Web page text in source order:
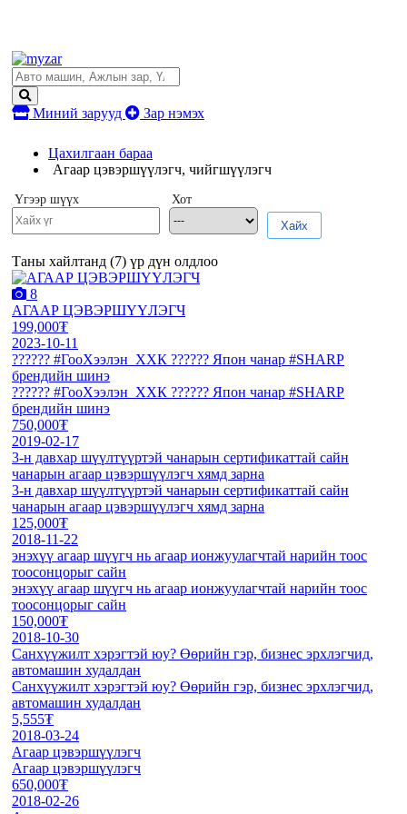
Миний зарууд Зар нэмэх
Цахилгаан бараа
Агаар цэвэршүүлэгч, чийгшүүлэгч
Үгээр шүүх
Хот
Хайх
Таны хайлтанд (7) үр дүн олдлоо
8
АГААР ЦЭВЭРШҮҮЛЭГЧ
199,000₮
2023-10-11
?????? #ГооХээлэн_ХХК ?????? Япон чанар #SHARP
брендийн шинэ
?????? #ГооХээлэн_ХХК ?????? Япон чанар #SHARP
брендийн шинэ
750,000₮
2019-02-17
3-н давхар шүүлтүүртэй чанарын сертификаттай сайн
чанарын агаар цэвэршүүлэгч хямд зарна
3-н давхар шүүлтүүртэй чанарын сертификаттай сайн
чанарын агаар цэвэршүүлэгч хямд зарна
125,000₮
2018-11-22
энэхүү агаар шүүгч нь агаар ионжуулагчтай нарийн тоос
тоосонцорыг сайн
энэхүү агаар шүүгч нь агаар ионжуулагчтай нарийн тоос
тоосонцорыг сайн
150,000₮
2018-10-30
Санхүүжилт хэрэгтэй юу? Өөрийн гэр, бизнес эрхлэгчид,
автомашин худалдан
Санхүүжилт хэрэгтэй юу? Өөрийн гэр, бизнес эрхлэгчид,
автомашин худалдан
5,555₮
2018-03-24
Агаар цэвэршүүлэгч
Агаар цэвэршүүлэгч
650,000₮
2018-02-26